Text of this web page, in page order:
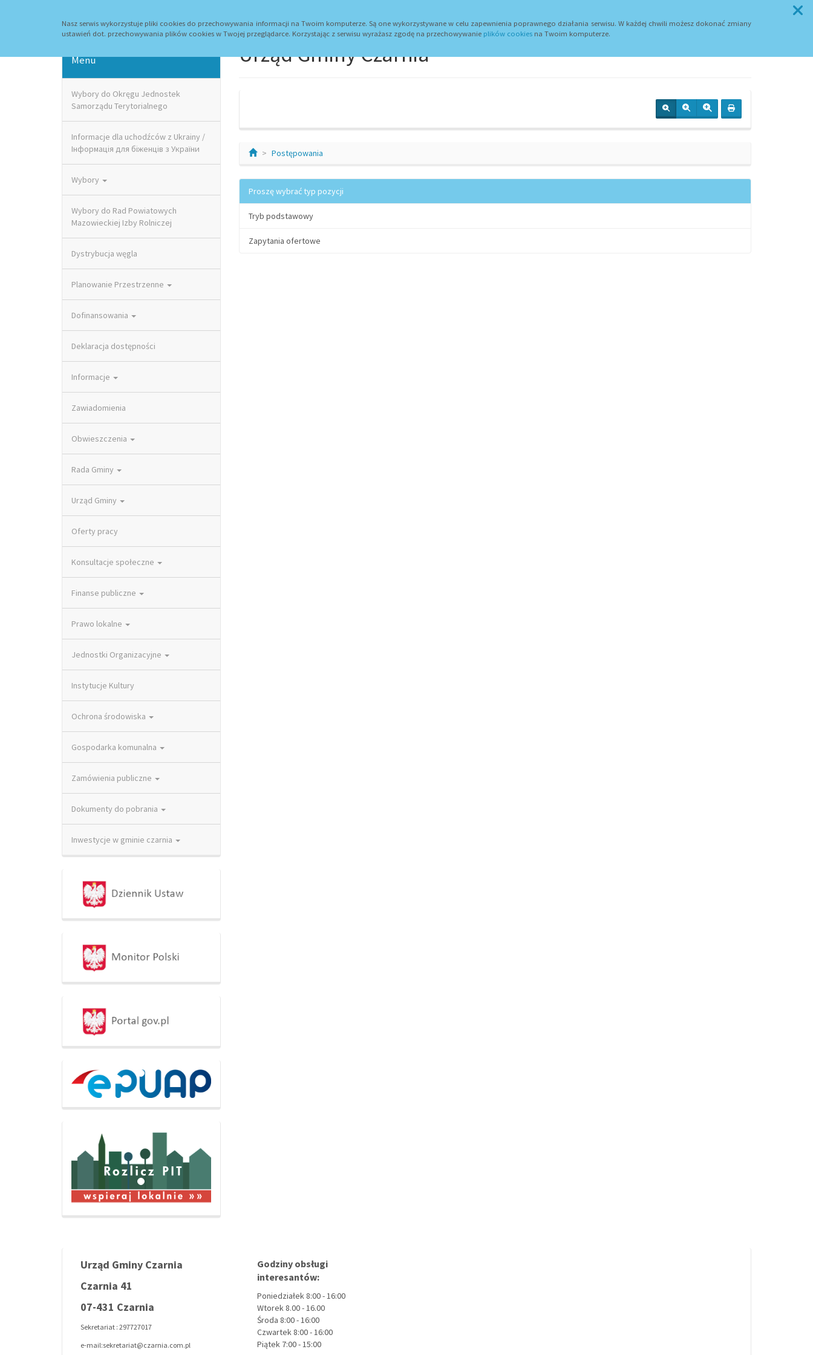
Nasz serwis wykorzystuje pliki cookies do przechowywania informacji na Twoim komputerze. Są one wykorzystywane w celu zapewnienia poprawnego działania serwisu. W każdej chwili możesz dokonać zmiany
ustawień dot. przechowywania plików cookies w Twojej przeglądarce. Korzystając z serwisu wyrażasz zgodę na przechowywanie plików cookies na Twoim komputerze.
Menu
Wybory do Okręgu Jednostek
Samorządu Terytorialnego
Informacje dla uchodźców z Ukrainy /
Інформація для біженців з України
Wybory
Wybory do Rad Powiatowych
Mazowieckiej Izby Rolniczej
Dystrybucja węgla
Planowanie Przestrzenne
Dofinansowania
Deklaracja dostępności
Informacje
Zawiadomienia
Obwieszczenia
Rada Gminy
Urząd Gminy
Oferty pracy
Konsultacje społeczne
Finanse publiczne
Prawo lokalne
Jednostki Organizacyjne
Instytucje Kultury
Ochrona środowiska
Gospodarka komunalna
Zamówienia publiczne
Dokumenty do pobrania
Inwestycje w gminie czarnia
Urząd Gminy Czarnia
Postępowania
Proszę wybrać typ pozycji
Tryb podstawowy
Zapytania ofertowe
Urząd Gminy Czarnia
Czarnia 41
07-431 Czarnia
Sekretariat : 297727017
e-mail:sekretariat@czarnia.com.pl
Godziny obsługi
interesantów:
Poniedziałek 8:00 - 16:00
Wtorek 8.00 - 16.00
Środa 8:00 - 16:00
Czwartek 8:00 - 16:00
Piątek 7:00 - 15:00